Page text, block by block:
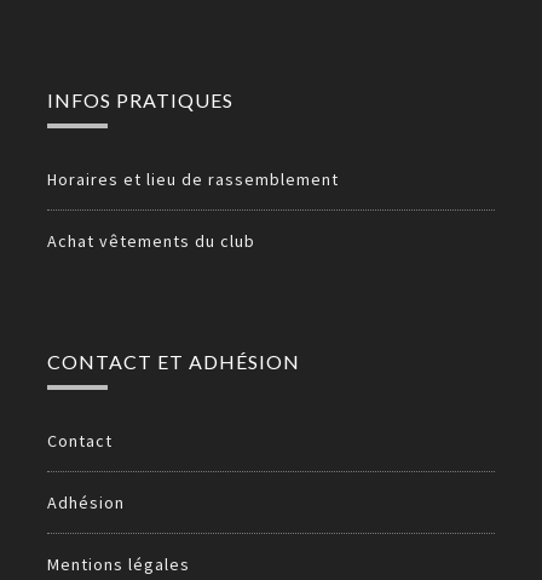
INFOS PRATIQUES
Horaires et lieu de rassemblement
Achat vêtements du club
CONTACT ET ADHÉSION
Contact
Adhésion
Mentions légales